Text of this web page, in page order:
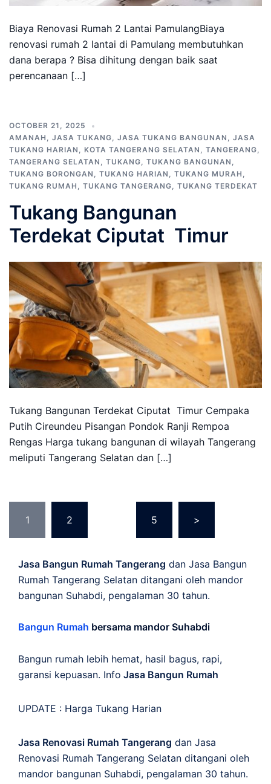
Biaya Renovasi Rumah 2 Lantai PamulangBiaya
renovasi rumah 2 lantai di Pamulang membutuhkan
dana berapa ? Bisa dihitung dengan baik saat
perencanaan […]
OCTOBER 21, 2025
AMANAH , JASA TUKANG, JASA TUKANG BANGUNAN , JASA
TUKANG HARIAN , KOTA TANGERANG SELATAN , TANGERANG,
TANGERANG SELATAN , TUKANG, TUKANG BANGUNAN ,
TUKANG BORONGAN , TUKANG HARIAN , TUKANG MURAH ,
TUKANG RUMAH , TUKANG TANGERANG, TUKANG TERDEKAT
Tukang Bangunan
Terdekat Ciputat Timur
Tukang Bangunan Terdekat Ciputat Timur Cempaka
Putih Cireundeu Pisangan Pondok Ranji Rempoa
Rengas Harga tukang bangunan di wilayah Tangerang
meliputi Tangerang Selatan dan […]
pagination
1 2 5 >
Jasa Bangun Rumah Tangerang dan Jasa Bangun
Rumah Tangerang Selatan ditangani oleh mandor
bangunan Suhabdi, pengalaman 30 tahun.
Bangun Rumah bersama mandor Suhabdi
Bangun rumah lebih hemat, hasil bagus, rapi,
garansi kepuasan. Info Jasa Bangun Rumah
UPDATE : Harga Tukang Harian
Jasa Renovasi Rumah Tangerang dan Jasa
Renovasi Rumah Tangerang Selatan ditangani oleh
mandor bangunan Suhabdi, pengalaman 30 tahun.